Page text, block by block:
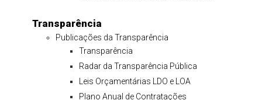
Transparência
Publicações da Transparência
Transparência
Radar da Transparência Pública
Leis Orçamentárias LDO e LOA
Plano Anual de Contratações